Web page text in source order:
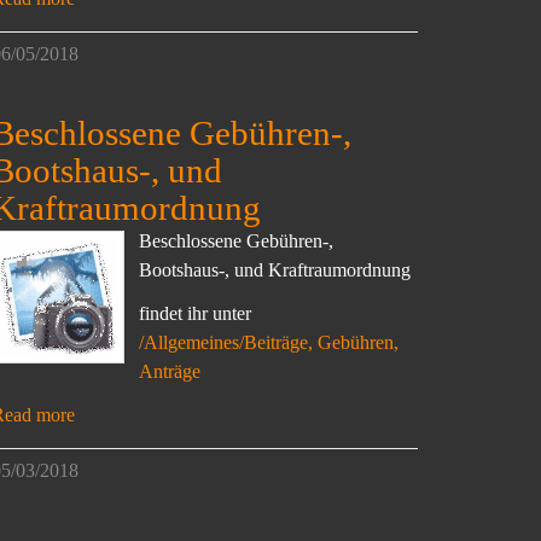
05/2018
Gebühren-,
, und
Beschlossene Gebühren-,
Bootshaus-, und Kraftraumordnung
findet ihr unter
/Allgemeines/Beiträge, Gebühren,
Anträge
more
03/2018